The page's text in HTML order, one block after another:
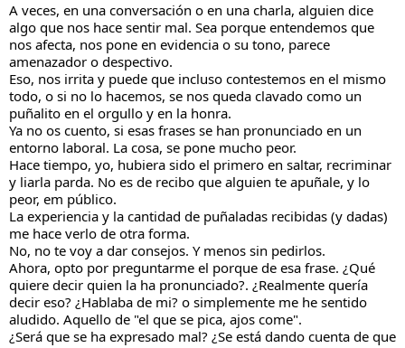
A veces, en una conversación o en una charla, alguien dice
algo que nos hace sentir mal. Sea porque entendemos que
nos afecta, nos pone en evidencia o su tono, parece
amenazador o despectivo.
Eso, nos irrita y puede que incluso contestemos en el mismo
todo, o si no lo hacemos, se nos queda clavado como un
puñalito en el orgullo y en la honra.
Ya no os cuento, si esas frases se han pronunciado en un
entorno laboral. La cosa, se pone mucho peor.
Hace tiempo, yo, hubiera sido el primero en saltar, recriminar
y liarla parda. No es de recibo que alguien te apuñale, y lo
peor, em público.
La experiencia y la cantidad de puñaladas recibidas (y dadas)
me hace verlo de otra forma.
No, no te voy a dar consejos. Y menos sin pedirlos.
Ahora, opto por preguntarme el porque de esa frase. ¿Qué
quiere decir quien la ha pronunciado?. ¿Realmente quería
decir eso? ¿Hablaba de mi? o simplemente me he sentido
aludido. Aquello de "el que se pica, ajos come".
¿Será que se ha expresado mal? ¿Se está dando cuenta de que